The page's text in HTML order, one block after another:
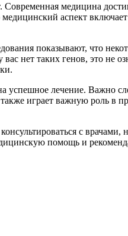
медицина
аспект
показывают, что
нет таких генов, это не
лечение. Важно
играет важную роль в
с врачами,
помощь и